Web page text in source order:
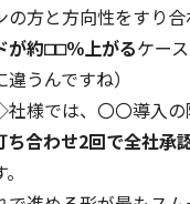
方と方向性をすり合
約⬜︎⬜︎％上がるケー
んですね）
様では、〇〇導入
ち合わせ2回で全社承